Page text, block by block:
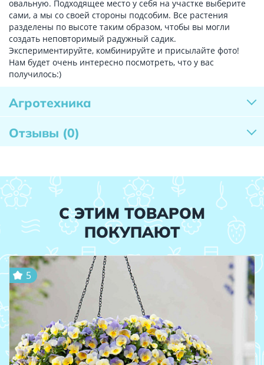
овальную. Подходящее место у себя на участке выберите
сами, а мы со своей стороны подсобим. Все растения
разделены по высоте таким образом, чтобы вы могли
создать неповторимый радужный садик.
Экспериментируйте, комбинируйте и присылайте фото!
Нам будет очень интересно посмотреть, что у вас
получилось:)
Агротехника
Отзывы (0)
С ЭТИМ ТОВАРОМ
ПОКУПАЮТ
5